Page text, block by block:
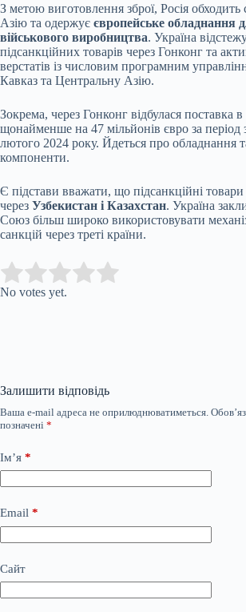
З метою виготовлення зброї, Росія обходить
Азію та одержує європейське обладнання
військового виробництва. Україна
підсанкційних товарів через Гонконг та
верстатів із числовим програмним
Кавказ та Центральну Азію.
Зокрема, через Гонконг відбулася поставка в
щонайменше на 47 мільйонів євро за період
лютого 2024 року. Йдеться про обладнання
компоненти.
Є підстави вважати, що підсанкційні товари
через Узбекистан і Казахстан. Україна
Союз більш широко використовувати
санкцій через треті країни.
Rate this item:
No votes yet.
Залишити відповідь
Ваша e-mail адреса не оприлюднюватиметься.
позначені *
Ім’я *
Email *
Сайт